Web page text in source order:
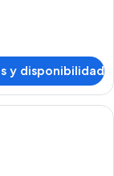
y disponibilidad
hecha con una